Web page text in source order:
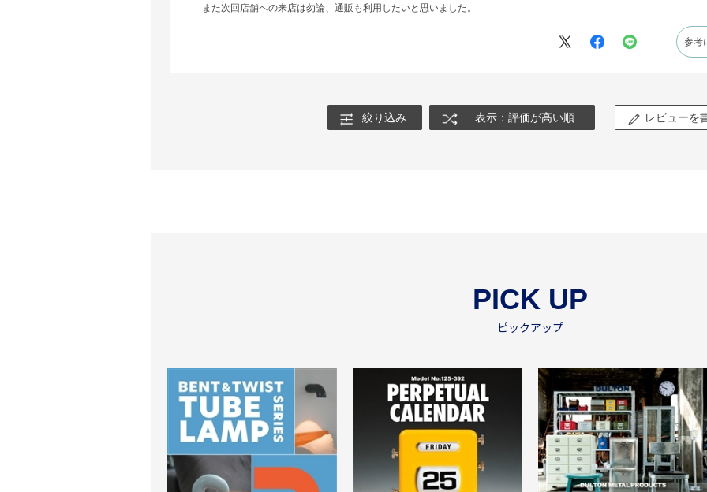
また次回店舗への来店は勿論、通販も利用したいと思いました。
参考
絞り込み 表示：評価が高い順 レビューを
PICK UP
ピックアップ